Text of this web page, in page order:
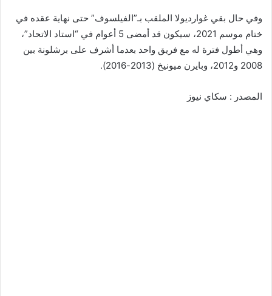
وفي حال بقي غوارديولا الملقب بـ”الفيلسوف” حتى نهاية عقده في
ختام موسم 2021، سيكون قد أمضى 5 أعوام في “استاد الاتحاد”،
وهي أطول فترة له مع فريق واحد بعدما أشرف على برشلونة بين
2008 و2012، وبايرن ميونيخ (2013-2016).
المصدر : سكاي نيوز